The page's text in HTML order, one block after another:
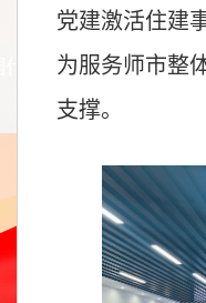
党建激活住建
为服务师市整
支撑。